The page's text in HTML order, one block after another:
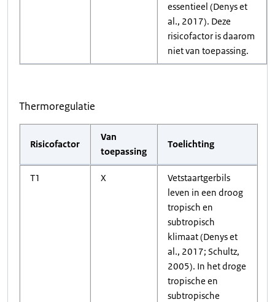
essentieel (Denys et
al., 2017). Deze
risicofactor is daarom
niet van toepassing.
Thermoregulatie
Risicofactor
Van
toepassing
Toelichting
T1 X
Vetstaartgerbils
leven in een droog
tropisch en
subtropisch
klimaat (Denys et
al., 2017; Schultz,
2005). In het droge
tropische en
subtropische